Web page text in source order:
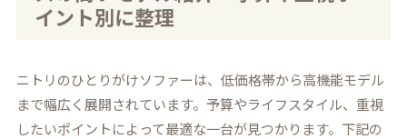
イント別に整理
ニトリのひとりがけソファーは、低価格帯から高機能モデル
まで幅広く展開されています。予算やライフスタイル、重視
したいポイントによって最適な一台が見つかります。下記の